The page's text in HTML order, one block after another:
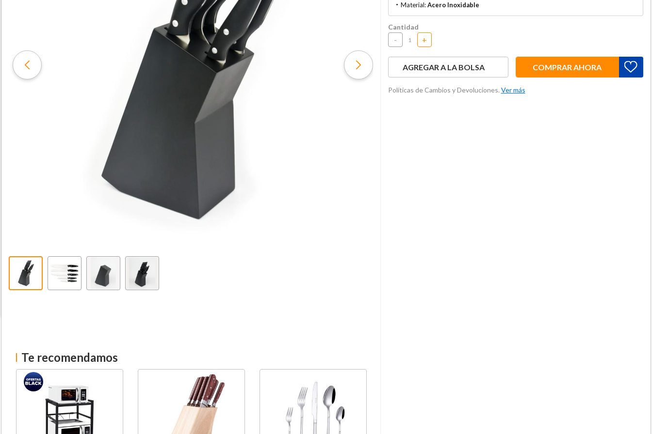
Te recomendamos
Material:Acero Inoxidable
Cantidad
- +
AGREGAR A LA BOLSA COMPRAR AHORA
Políticas de Cambios y Devoluciones. Ver más